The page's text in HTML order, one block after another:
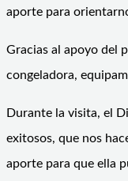
aporte para
Gracias al apoyo del
congeladora,
Durante la visita, el
exitosos, que nos
aporte para que ella